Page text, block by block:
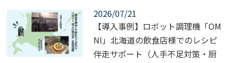
2026/07/21
【導入事例】ロボット調理機「OM
NI」北海道の飲食店様でのレシピ
伴走サポート（人手不足対策・厨